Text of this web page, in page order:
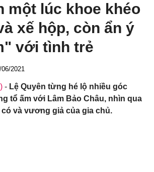
một lúc khoe khéo
xế hộp, còn ẩn ý
với tình trẻ
2021
- Lệ Quyên từng hé lộ nhiều góc
tổ ấm với Lâm Bảo Châu, nhìn qua
có và vương giả của gia chủ.